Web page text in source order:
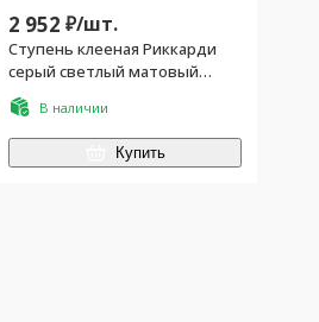
2 952 ₽/шт.
Ступень клееная Риккарди
серый светлый матовый
33x60
В наличии
Купить